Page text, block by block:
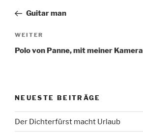
Beitrag
Guitar man
Nächster
Beitrag
WEITER
Polo von Panne, mit meiner Kamera
NEUESTE BEITRÄGE
Der Dichterfürst macht Urlaub